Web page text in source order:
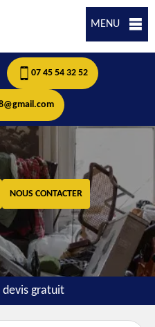
MENU
07 45 54 32 52
NOUS CONTACTER
devis gratuit